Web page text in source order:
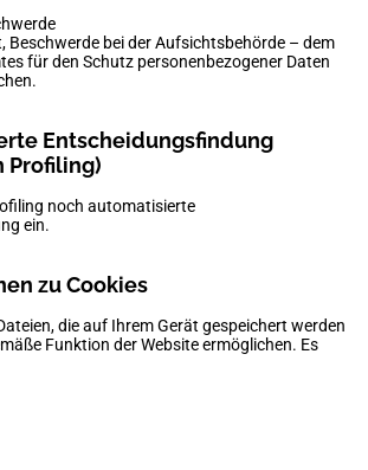
Beschwerde bei der Aufsichtsbehörde – dem
für den Schutz personenbezogener Daten
Entscheidungsfindung
Profiling)
noch automatisierte
ein.
zu Cookies
die auf Ihrem Gerät gespeichert werden
Funktion der Website ermöglichen. Es